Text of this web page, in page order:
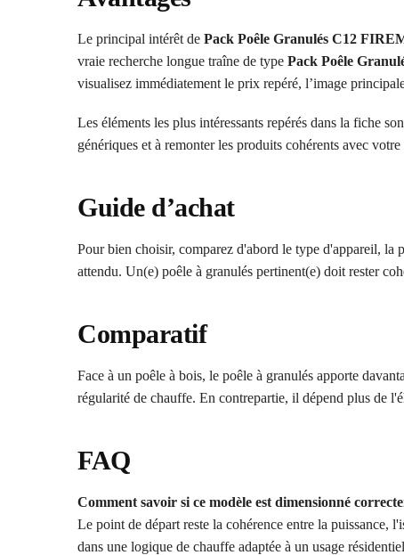
Le principal intérêt de Pack Poêle Granulés C12
vraie recherche longue traîne de type Pack Poêle
visualisez immédiatement le prix repéré, l’image
Les éléments les plus intéressants repérés dans la fiche
génériques et à remonter les produits cohérents avec
Guide d’achat
Pour bien choisir, comparez d'abord le type d'appareil, la
attendu. Un(e) poêle à granulés pertinent(e) doit rester
Comparatif
Face à un poêle à bois, le poêle à granulés apporte
régularité de chauffe. En contrepartie, il dépend plus de
FAQ
Comment savoir si ce modèle est dimensionné
Le point de départ reste la cohérence entre la
dans une logique de chauffe adaptée à un usage